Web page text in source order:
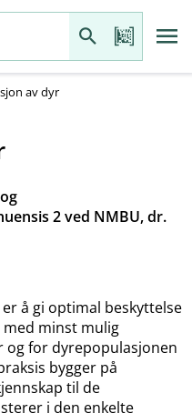
av dyr
2 ved NMBU, dr.
å gi optimal beskyttelse
minst mulig
og for dyrepopulasjonen
bygger på
til de
i den enkelte